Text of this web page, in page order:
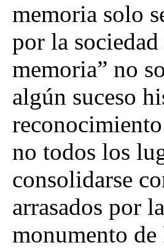
memoria solo
por la
memoria” no
algún suceso
no todos los
consolidarse
arrasados por
monumento